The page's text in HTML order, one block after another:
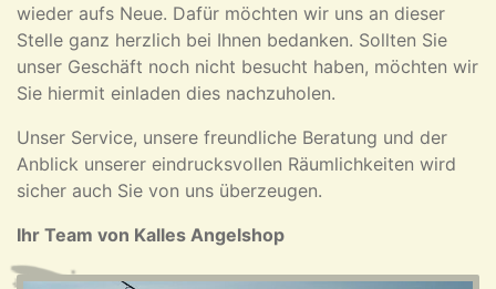
wieder aufs Neue. Dafür möchten wir uns an dieser
Stelle ganz herzlich bei Ihnen bedanken. Sollten Sie
unser Geschäft noch nicht besucht haben, möchten wir
Sie hiermit einladen dies nachzuholen.
Unser Service, unsere freundliche Beratung und der
Anblick unserer eindrucksvollen Räumlichkeiten wird
sicher auch Sie von uns überzeugen.
Ihr Team von Kalles Angelshop